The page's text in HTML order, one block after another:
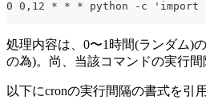
0 0,12 * * * python -c 'import
処理内容は、0〜1時間(ランダム)
の為)。尚、当該コマンドの実行
以下にcronの実行間隔の書式を引